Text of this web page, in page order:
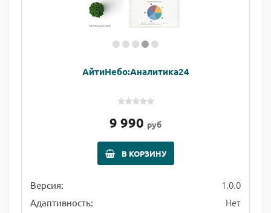
АйтиНебо:Аналитика24
9 990 руб
В КОРЗИНУ
Версия: 1.0.0
Адаптивность: Нет